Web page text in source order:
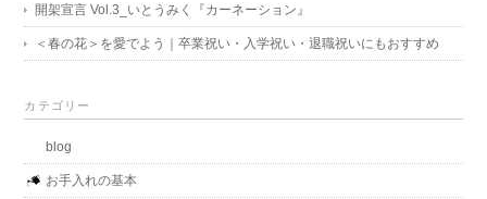
開架宣言 Vol.3_いとうみく『カーネーション』
＜春の花＞を愛でよう｜卒業祝い・入学祝い・退職祝いにもおすすめ
カテゴリー
blog
お手入れの基本